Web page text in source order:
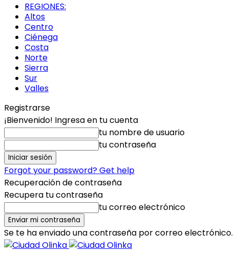
REGIONES:
Altos
Centro
Ciénega
Costa
Norte
Sierra
Sur
Valles
Registrarse
¡Bienvenido! Ingresa en tu cuenta
tu nombre de usuario
tu contraseña
Forgot your password? Get help
Recuperación de contraseña
Recupera tu contraseña
tu correo electrónico
Se te ha enviado una contraseña por correo electrónico.